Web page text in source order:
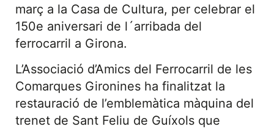
març a la Casa de Cultura, per celebrar el
150e aniversari de l´arribada del
ferrocarril a Girona.
L’Associació d’Amics del Ferrocarril de les
Comarques Gironines ha finalitzat la
restauració de l’emblemàtica màquina del
trenet de Sant Feliu de Guíxols que